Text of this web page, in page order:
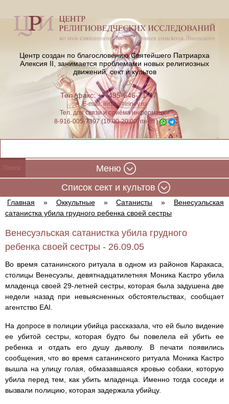
Центр создан по благословению Святейшего Патриарха
Алексия II, занимается проблемами новых религиозных
движений, сект и культов
Тел./факс: +7-495-646-71-47
E-mail:iriney@iriney.ru
Тел. для связи и приёма информации
8-916-005-7397 (10:00-20:00, пн-пт)
Меню
Cписок сект и культов
Главная » Оккультные » Сатанисты »
Венесуэльская
сатанистка убила грудного ребенка своей сестры
Венесуэльская сатанистка убила грудного
ребенка своей сестры - 26.09.05
Во время сатанинского ритуала в одном из районов Каракаса,
столицы Венесуэлы, девятнадцатилетняя Моника Кастро убила
младенца своей 29-летней сестры, которая была задушена две
недели назад при невыясненных обстоятельствах, сообщает
агентство EAI.
На допросе в полиции убийца рассказала, что ей было видение
ее убитой сестры, которая будто бы повелела ей убить ее
ребенка и отдать его душу дьяволу. В печати появились
сообщения, что во время сатанинского ритуала Моника Кастро
вышла на улицу голая, обмазавшаяся кровью собаки, которую
убила перед тем, как убить младенца. Именно тогда соседи и
вызвали полицию, которая задержала убийцу.